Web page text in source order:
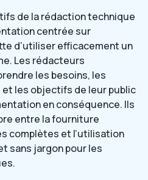
de la rédaction technique
centrée sur
d’utiliser efficacement un
Les rédacteurs
les besoins, les
et les objectifs de leur public
en conséquence. Ils
entre la fourniture
complètes et l’utilisation
sans jargon pour les